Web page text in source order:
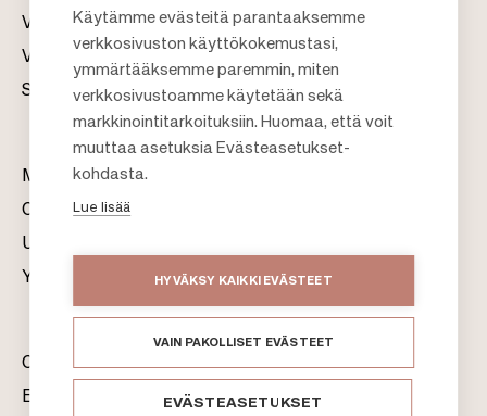
o
t
Vuokraus
Vastuullisuus
Sijoittajat
Meistä
Citylife
Uutishuone
Yhteystiedot
Citycon Oyj
Evästeet
Käytämme evästeitä parantaaksemme
verkkosivuston käyttökokemustasi,
ymmärtääksemme paremmin, miten
verkkosivustoamme käytetään sekä
markkinointitarkoituksiin. Huomaa, että voit
muuttaa asetuksia Evästeasetukset-
kohdasta.
Lue lisää
HYVÄKSY KAIKKI EVÄSTEET
VAIN PAKOLLISET EVÄSTEET
EVÄSTEASETUKSET